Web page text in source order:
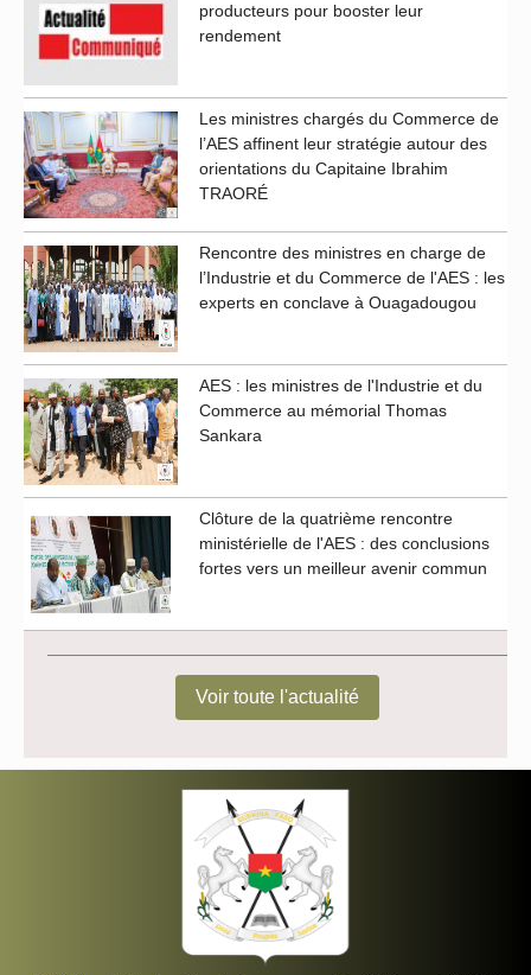
producteurs pour booster leur
rendement
Les ministres chargés du Commerce de
l’AES affinent leur stratégie autour des
orientations du Capitaine Ibrahim
TRAORÉ
Rencontre des ministres en charge de
l’Industrie et du Commerce de l'AES : les
experts en conclave à Ouagadougou
AES : les ministres de l'Industrie et du
Commerce au mémorial Thomas
Sankara
Clôture de la quatrième rencontre
ministérielle de l'AES : des conclusions
fortes vers un meilleur avenir commun
Voir toute l'actualité